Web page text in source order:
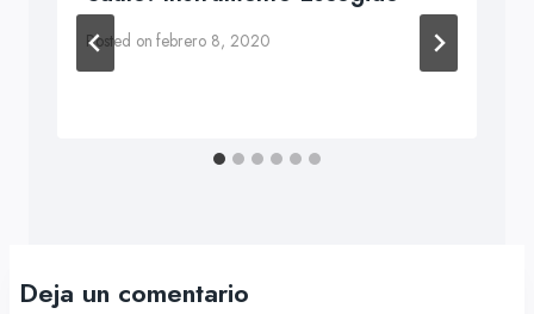
Posted on febrero 8, 2020
Deja un comentario